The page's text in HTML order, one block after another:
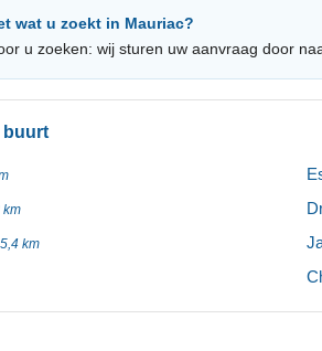
wat u zoekt in Mauriac?
u zoeken: wij sturen uw aanvraag door
buurt
km
5,4 km